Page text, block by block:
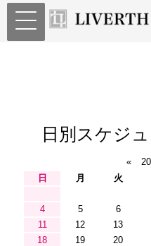
日別スケジ
«
日 月 火
4
5 6
11
12 13
18
19 20